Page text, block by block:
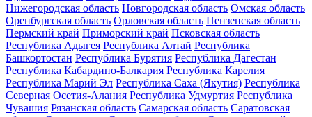
Нижегородская область Новгородская область Омская область
Оренбургская область Орловская область Пензенская область
Пермский край Приморский край Псковская область
Республика Адыгея Республика Алтай Республика
Башкортостан Республика Бурятия Республика Дагестан
Республика Кабардино-Балкария Республика Карелия
Республика Марий Эл Республика Саха (Якутия) Республика
Северная Осетия-Алания Республика Удмуртия Республика
Чувашия Рязанская область Самарская область Саратовская